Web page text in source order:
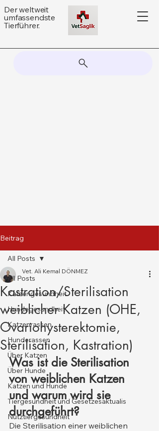
Der weltweit
umfassendste
Tierführer.
Beitrag
All Posts
Katzengesundheit
Hundegesundheit
Katzenrassen
Hunderassen
Über Katzen
Über Hunde
Katzen und Hunde
Tiergesundheit und Gesetzesaktualis
Nutztiergesundheit
All Posts
Kastration/Sterilisation
weiblicher Katzen (OHE,
Ovariohysterektomie,
Sterilisation, Kastration)
Vet. Ali Kemal DÖNMEZ
Was ist die Sterilisation
von weiblichen Katzen
und warum wird sie
durchgeführt?
Die Sterilisation einer weiblichen